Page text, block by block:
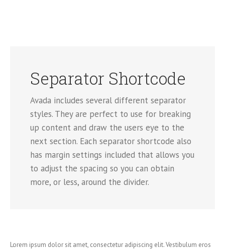
Separator Shortcode
Avada includes several different separator
styles. They are perfect to use for breaking
up content and draw the users eye to the
next section. Each separator shortcode also
has margin settings included that allows you
to adjust the spacing so you can obtain
more, or less, around the divider.
Lorem ipsum dolor sit amet, consectetur adipiscing elit. Vestibulum eros